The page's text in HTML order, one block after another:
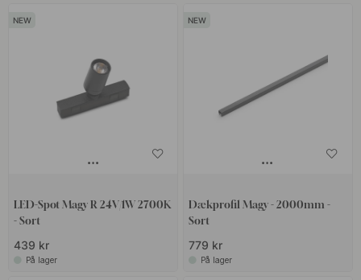
LED-Spot Magy R 24V/1W 2700K
- Sort
439 kr
På lager
Dækprofil Magy - 2000mm -
Sort
779 kr
På lager